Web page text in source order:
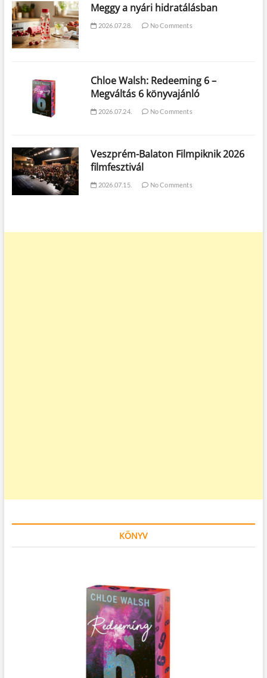
Meggy a nyári hidratálásban
2026.07.28. No Comments
Chloe Walsh: Redeeming 6 –
Megváltás 6 könyvajánló
2026.07.24. No Comments
Veszprém-Balaton Filmpiknik 2026
filmfesztivál
2026.07.15. No Comments
KÖNYV